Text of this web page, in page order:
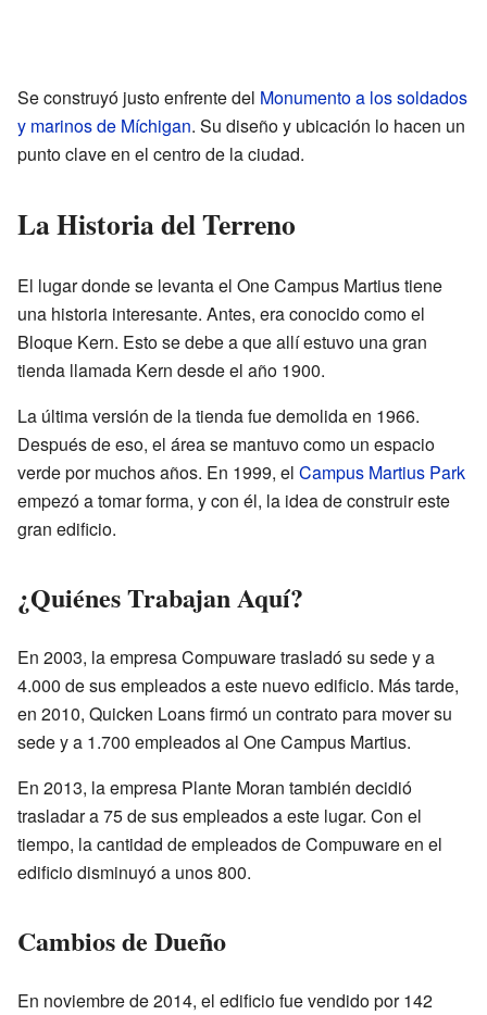
Se construyó justo enfrente del Monumento a los soldados
y marinos de Míchigan. Su diseño y ubicación lo hacen un
punto clave en el centro de la ciudad.
La Historia del Terreno
El lugar donde se levanta el One Campus Martius tiene
una historia interesante. Antes, era conocido como el
Bloque Kern. Esto se debe a que allí estuvo una gran
tienda llamada Kern desde el año 1900.
La última versión de la tienda fue demolida en 1966.
Después de eso, el área se mantuvo como un espacio
verde por muchos años. En 1999, el Campus Martius Park
empezó a tomar forma, y con él, la idea de construir este
gran edificio.
¿Quiénes Trabajan Aquí?
En 2003, la empresa Compuware trasladó su sede y a
4.000 de sus empleados a este nuevo edificio. Más tarde,
en 2010, Quicken Loans firmó un contrato para mover su
sede y a 1.700 empleados al One Campus Martius.
En 2013, la empresa Plante Moran también decidió
trasladar a 75 de sus empleados a este lugar. Con el
tiempo, la cantidad de empleados de Compuware en el
edificio disminuyó a unos 800.
Cambios de Dueño
En noviembre de 2014, el edificio fue vendido por 142